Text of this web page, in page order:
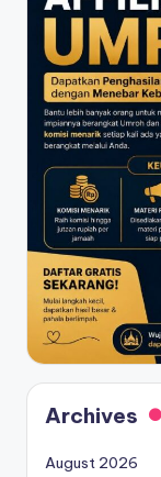
Archives
August 2026